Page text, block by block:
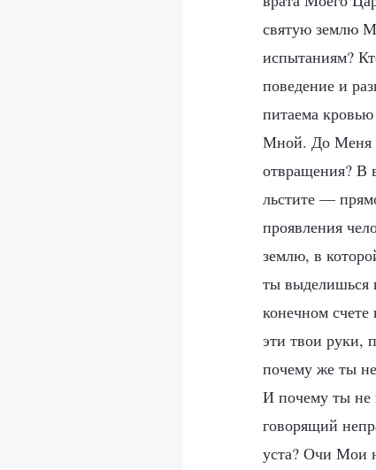
святую землю
испытаниям?
поведение и
питаема
Мной. До Меня
отвращения? В
льстите —
проявления
землю, в
ты выделишься
конечном
эти твои руки,
почему же ты
И почему ты не
говорящий
уста? Очи Мои